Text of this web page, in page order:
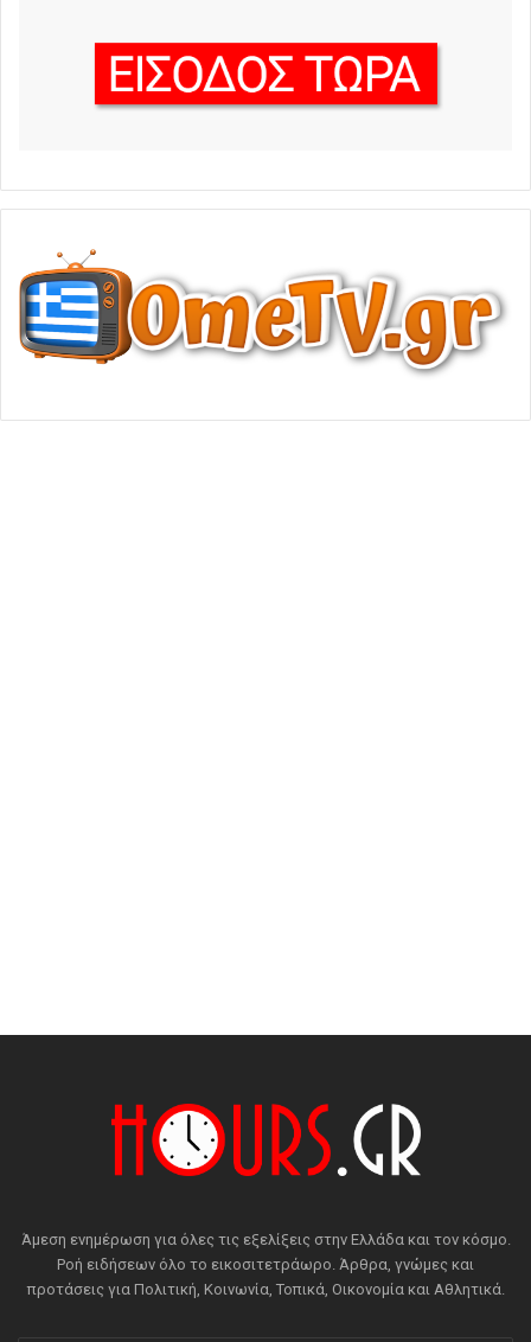
Άμεση ενημέρωση για όλες τις εξελίξεις στην Ελλάδα και τον κόσμο.
Ροή ειδήσεων όλο το εικοσιτετράωρο. Άρθρα, γνώμες και
προτάσεις για Πολιτική, Κοινωνία, Τοπικά, Οικονομία και Αθλητικά.